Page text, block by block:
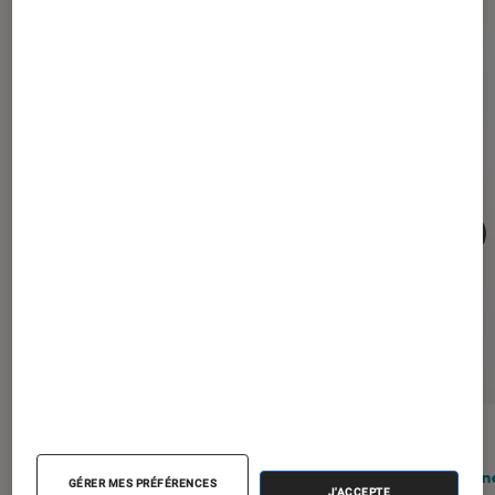
Smartphones • 05 août. 2026
GÉRER MES PRÉFÉRENCES
J'ACCEPTE